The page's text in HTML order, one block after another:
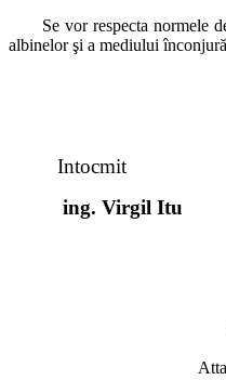
Se vor respecta normele
albinelor şi a mediului
Intocmit
ing. Virgil Itu